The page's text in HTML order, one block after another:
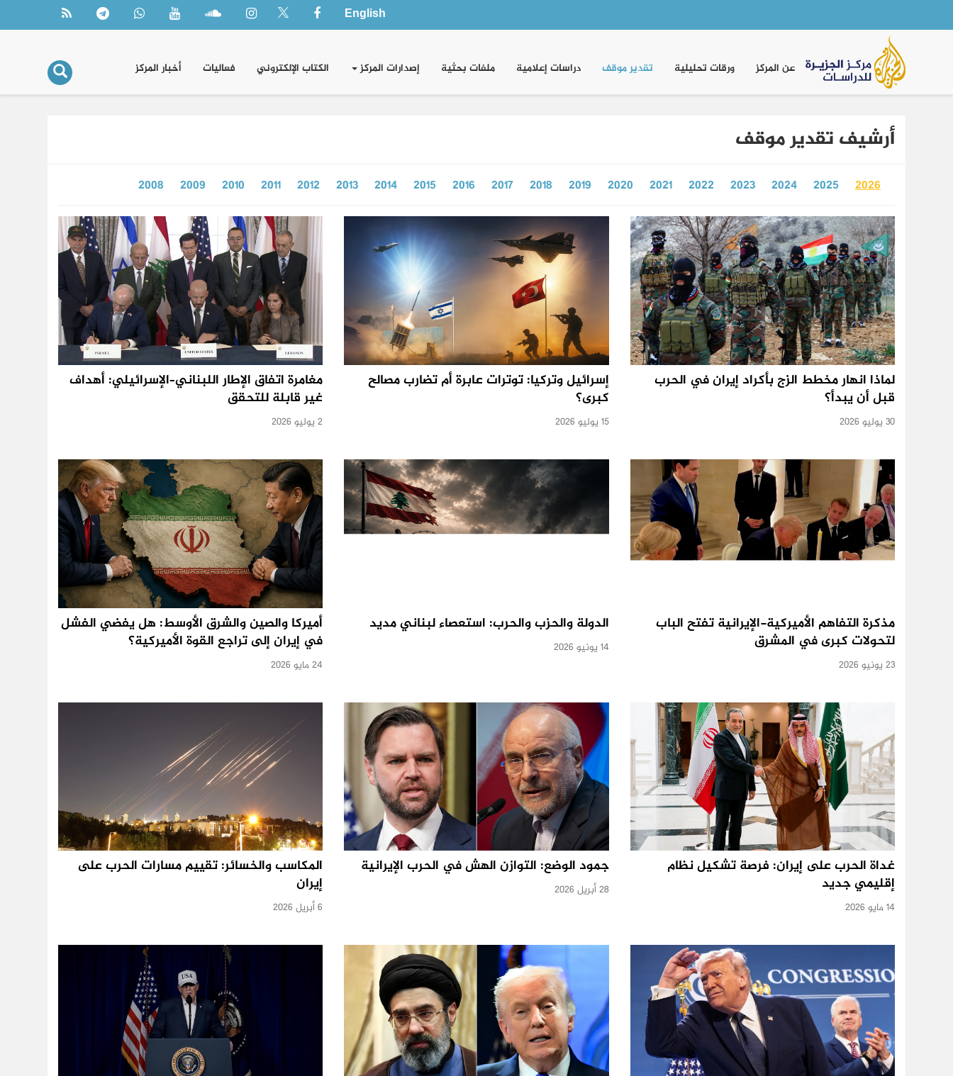
English
Main
navigation عن المركز ورقات تحليلية تقدير موقف دراسات إعلامية ملفات بحثية إصدارات المركز الكتاب الإلكتروني فعاليات أخبار المركز
أرشيف تقدير موقف
2026
2025
2024
2023
2022
2021
2020
2019
2018
2017
2016
2015
2014
2013
2012
2011
2010
2009
2008
لماذا انهار مخطط الزج بأكراد إيران في الحرب
قبل أن يبدأ؟
30 يوليو 2026
إسرائيل وتركيا: توترات عابرة أم تضارب مصالح
كبرى؟
15 يوليو 2026
مغامرة اتفاق الإطار اللبناني–الإسرائيلي: أهداف
غير قابلة للتحقق
2 يوليو 2026
مذكرة التفاهم الأميركية-الإيرانية تفتح الباب
لتحولات كبرى في المشرق
23 يونيو 2026
الدولة والحزب والحرب: استعصاء لبناني مديد
14 يونيو 2026
أميركا والصين والشرق الأوسط: هل يفضي الفشل
في إيران إلى تراجع القوة الأميركية؟
24 مايو 2026
غداة الحرب على إيران: فرصة تشكيل نظام
إقليمي جديد
14 مايو 2026
جمود الوضع: التوازن الهش في الحرب الإيرانية
28 أبريل 2026
المكاسب والخسائر: تقييم مسارات الحرب على
إيران
6 أبريل 2026